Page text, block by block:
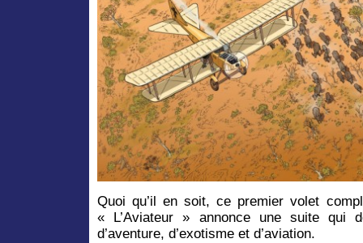
Quoi qu’il en soit, ce premier volet
« L’Aviateur » annonce une suite qui
d’aventure, d’exotisme et d’aviation.